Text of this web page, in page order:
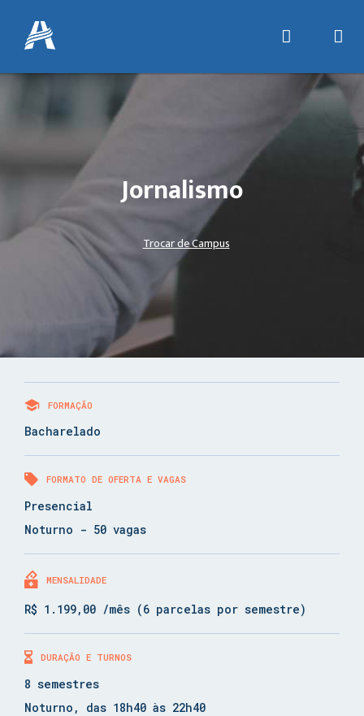
Jornalismo
Trocar de Campus
FORMAÇÃO
Bacharelado
FORMATO DE OFERTA E VAGAS
Presencial
Noturno - 50 vagas
MENSALIDADE
R$ 1.199,00 /mês (6 parcelas por semestre)
DURAÇÃO E TURNOS
8 semestres
Noturno, das 18h40 às 22h40